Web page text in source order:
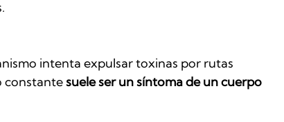
intenta expulsar toxinas por rutas
constante suele ser un síntoma de un cuerpo